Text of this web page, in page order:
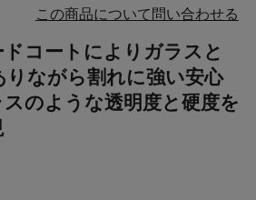
この商品について問い合わせる
コートによりガラスと
りながら割れに強い安心
のような透明度と硬度を